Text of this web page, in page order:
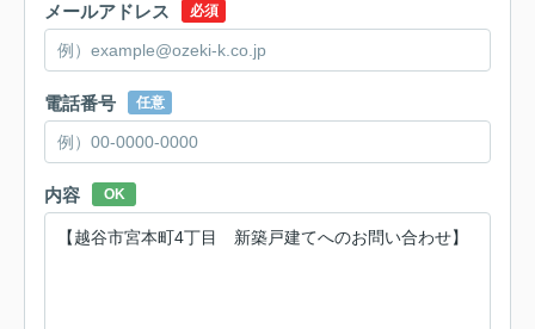
メールアドレス 必須
電話番号 任意
内容 OK